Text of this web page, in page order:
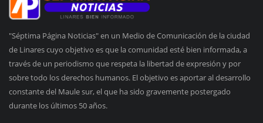
"Séptima Página Noticias" en un Medio de Comunicación de la ciudad
de Linares cuyo objetivo es que la comunidad esté bien informada, a
través de un periodismo que respeta la libertad de expresión y por
sobre todo los derechos humanos. El objetivo es aportar al desarrollo
constante del Maule sur, el que ha sido gravemente postergado
durante los últimos 50 años.